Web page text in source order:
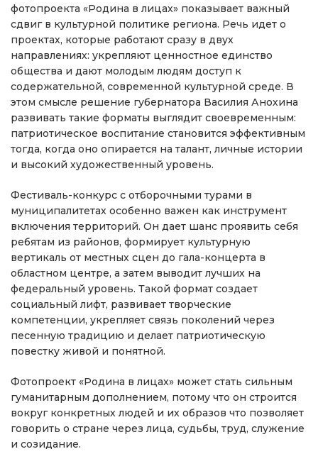
фотопроекта «Родина в лицах» показывает важный
сдвиг в культурной политике региона. Речь идет о
проектах, которые работают сразу в двух
направлениях: укрепляют ценностное единство
общества и дают молодым людям доступ к
содержательной, современной культурной среде. В
этом смысле решение губернатора Василия Анохина
развивать такие форматы выглядит своевременным:
патриотическое воспитание становится эффективным
тогда, когда оно опирается на талант, личные истории
и высокий художественный уровень.
Фестиваль-конкурс с отборочными турами в
муниципалитетах особенно важен как инструмент
включения территорий. Он дает шанс проявить себя
ребятам из районов, формирует культурную
вертикаль от местных сцен до гала-концерта в
областном центре, а затем выводит лучших на
федеральный уровень. Такой формат создает
социальный лифт, развивает творческие
компетенции, укрепляет связь поколений через
песенную традицию и делает патриотическую
повестку живой и понятной.
Фотопроект «Родина в лицах» может стать сильным
гуманитарным дополнением, потому что он строится
вокруг конкретных людей и их образов что позволяет
говорить о стране через лица, судьбы, труд, служение
и созидание.